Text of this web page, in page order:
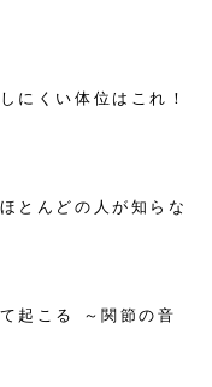
にくい体位はこれ！
とんどの人が知らな
起こる ～関節の音